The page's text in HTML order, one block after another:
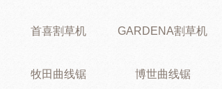
首喜割草机 GARDENA割草机
牧田曲线锯 博世曲线锯